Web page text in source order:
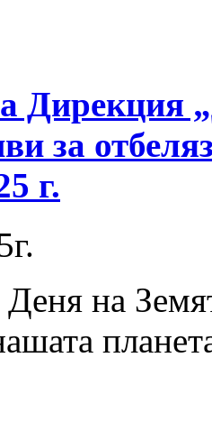
Дирекция
за
г.
на